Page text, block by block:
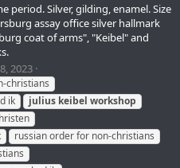
period. Silver, gilding, enamel. Size
assay office silver hallmark
coat of arms", "Keibel" and
2023
christians
ik
julius keibel workshop
russian order for non-christians